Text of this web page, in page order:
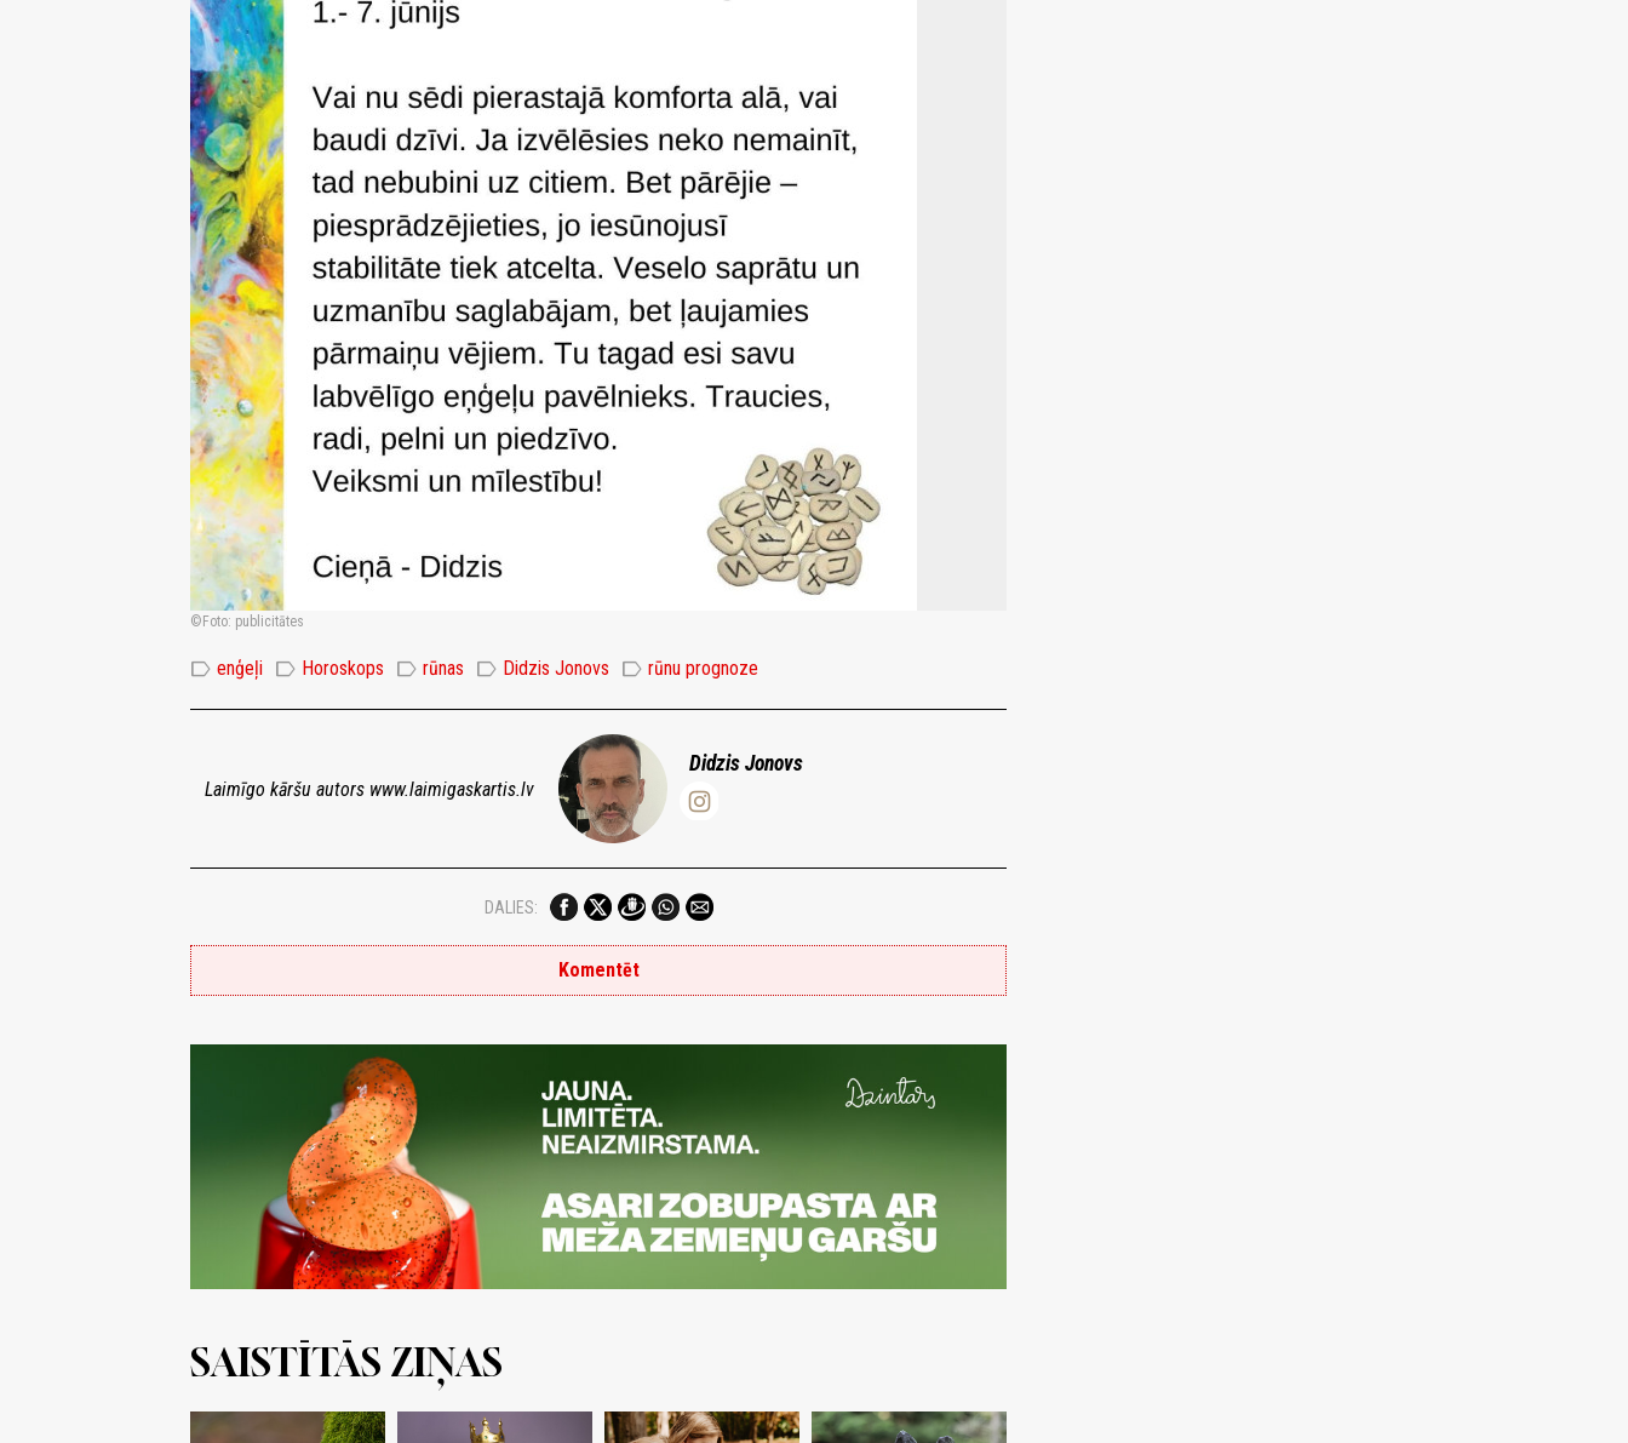
Foto: publicitātes
label enģeļi label Horoskops label rūnas label Didzis Jonovs label rūnu prognoze
Didzis Jonovs
Laimīgo kāršu autors www.laimigaskartis.lv
DALIES:
Komentēt
SAISTĪTĀS ZIŅAS